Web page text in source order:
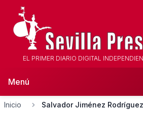
EL PRIMER DIARIO DIGITAL
Menú
Inicio Salvador Jiménez